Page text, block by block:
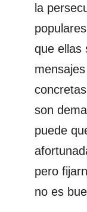
la
que ellas
son
puede
pero
no es